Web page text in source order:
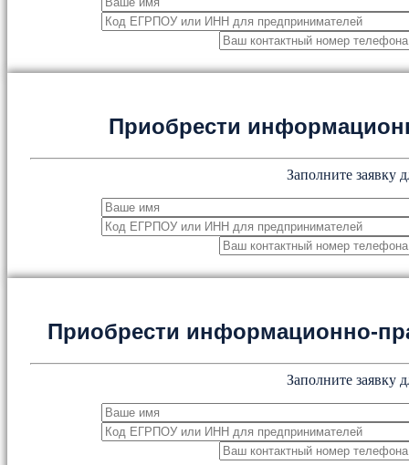
Приобрести
Заполните заявку
Приобрести информационно-
Заполните заявку